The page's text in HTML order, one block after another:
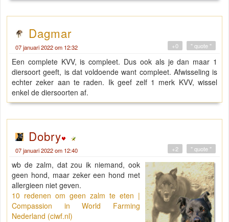
Dagmar
07 januari 2022 om 12:32 " quote "
+0
Een complete KVV, is compleet. Dus ook als je dan maar 1
diersoort geeft, is dat voldoende want compleet. Afwisseling is
echter zeker aan te raden. Ik geef zelf 1 merk KVV, wissel
enkel de diersoorten af.
Dobry
07 januari 2022 om 12:40 " quote "
+2
wb de zalm, dat zou ik niemand, ook
geen hond, maar zeker een hond met
allergieen niet geven.
10 redenen om geen zalm te eten |
Compassion in World Farming
Nederland (ciwf.nl)